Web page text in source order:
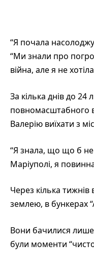
“Я почала
“Ми знали про
війна, але я не
За кілька днів до 24
повномасштабного
Валерію виїхати з
“Я знала, що що б
Маріуполі, я
Через кілька
землею, в бункерах
Вони бачилися лише
були моменти